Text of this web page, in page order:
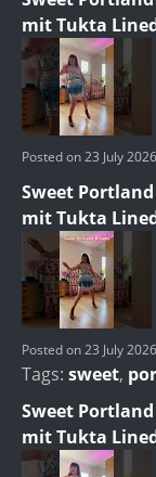
mit Tukta
Posted on 23 July
Sweet
mit Tukta
Posted on 23 July
Tags: sweet,
Sweet
mit Tukta